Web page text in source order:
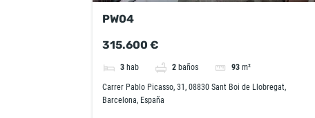
PW04
315.600 €
3 hab 2 baños 93 m²
Carrer Pablo Picasso, 31, 08830 Sant Boi de Llobregat,
Barcelona, España